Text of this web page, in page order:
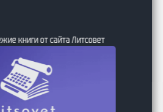
книги от сайта Литсовет